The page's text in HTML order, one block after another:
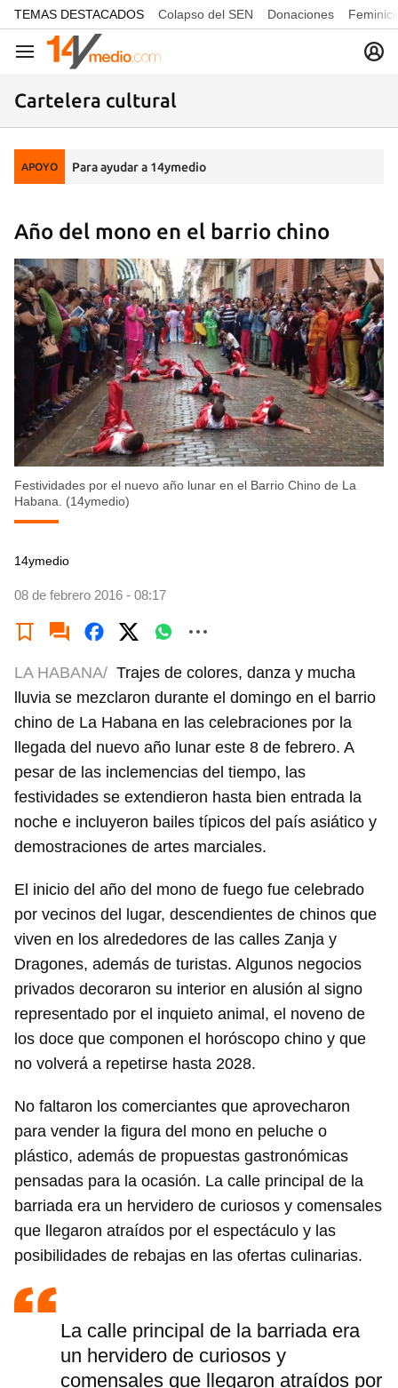
common.go-to-content
TEMAS DESTACADOS Colapso del SEN Donaciones
Navegación
Cartelera cultural
APOYO Para ayudar a 14ymedio
Año del mono en el barrio chino
Festividades por el nuevo año lunar en el Barrio Chino de La
Habana. (14ymedio)
14ymedio
08 de febrero 2016 - 08:17
LA HABANA/ Trajes de colores, danza y mucha
lluvia se mezclaron durante el domingo en el barrio
chino de La Habana en las celebraciones por la
llegada del nuevo año lunar este 8 de febrero. A
pesar de las inclemencias del tiempo, las
festividades se extendieron hasta bien entrada la
noche e incluyeron bailes típicos del país asiático y
demostraciones de artes marciales.
El inicio del año del mono de fuego fue celebrado
por vecinos del lugar, descendientes de chinos que
viven en los alrededores de las calles Zanja y
Dragones, además de turistas. Algunos negocios
privados decoraron su interior en alusión al signo
representado por el inquieto animal, el noveno de
los doce que componen el horóscopo chino y que
no volverá a repetirse hasta 2028.
No faltaron los comerciantes que aprovecharon
para vender la figura del mono en peluche o
plástico, además de propuestas gastronómicas
pensadas para la ocasión. La calle principal de la
barriada era un hervidero de curiosos y comensales
que llegaron atraídos por el espectáculo y las
posibilidades de rebajas en las ofertas culinarias.
La calle principal de la barriada era
un hervidero de curiosos y
comensales que llegaron atraídos por